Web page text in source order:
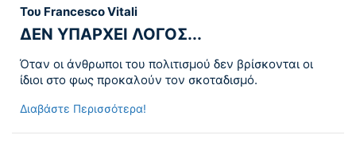
Του Francesco Vitali
ΔΕΝ ΥΠΑΡΧΕΙ ΛΟΓΟΣ...
Όταν οι άνθρωποι του πολιτισμού δεν βρίσκονται οι
ίδιοι στο φως προκαλούν τον σκοταδισμό.
Διαβάστε Περισσότερα!